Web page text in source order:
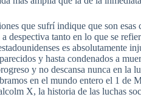
que sufrí indique que son esas
despectiva tanto en lo que se
es absolutamente
y hasta condenados a
y no descansa nunca en la
en el mundo entero el 1 de
X, la historia de las luchas